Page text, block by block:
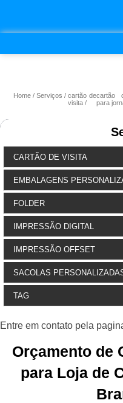
Home Serviços
cartão de
visita
cartão
para
CARTÃO DE VISITA
EMBALAGENS
FOLDER
IMPRESSÃO DIGITAL
IMPRESSÃO OFFSET
SACOLAS
TAG
Orçamento de
para Loja de